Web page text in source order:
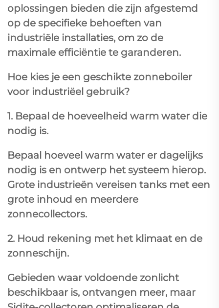
oplossingen bieden die zijn afgestemd
op de specifieke behoeften van
industriële installaties, om zo de
maximale efficiëntie te garanderen.
Hoe kies je een geschikte zonneboiler
voor industriëel gebruik?
1. Bepaal de hoeveelheid warm water die
nodig is.
Bepaal hoeveel warm water er dagelijks
nodig is en ontwerp het systeem hierop.
Grote industrieën vereisen tanks met een
grote inhoud en meerdere
zonnecollectors.
2. Houd rekening met het klimaat en de
zonneschijn.
Gebieden waar voldoende zonlicht
beschikbaar is, ontvangen meer, maar